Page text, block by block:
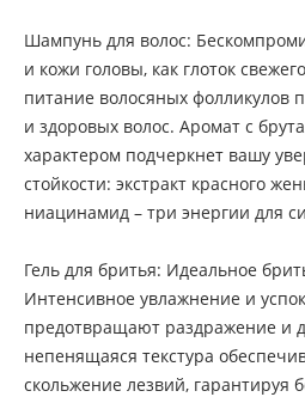
Шампунь для волос:
и кожи головы, как глоток
питание волосяных фолликулов
и здоровых волос. Аромат с
характером подчеркнет вашу
стойкости: экстракт красного
ниацинамид – три энергии для
Гель для бритья: Идеальное
Интенсивное увлажнение и
предотвращают раздражение и
непенящаяся текстура
скольжение лезвий, гарантируя